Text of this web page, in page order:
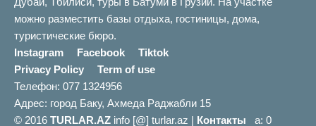
можно разместить базы отдыха, гостиницы, дома,
туристические бюро.
Instagram
Facebook
Tiktok
Privacy Policy
Term of use
Телефон: 077 1324956
Адрес: город Баку, Ахмеда Раджабли 15
© 2016 TURLAR.AZ info [@] turlar.az | Контакты a: 0